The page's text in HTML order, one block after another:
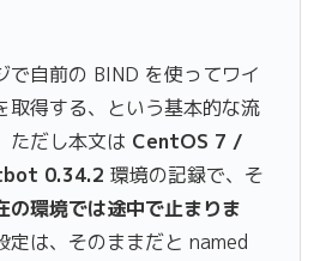
で自前の BIND を使ってワイ
取得する、という基本的な流
ただし本文は CentOS 7 /
0.34.2 環境の記録で、そ
の環境では途中で止まりま
定は、そのままだと named